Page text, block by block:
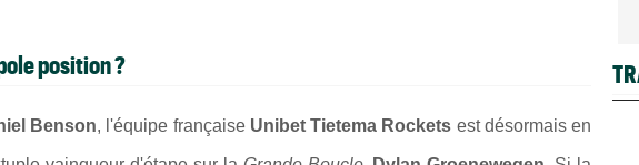
position ?
Benson, l'équipe française Unibet Tietema Rockets est désormais en